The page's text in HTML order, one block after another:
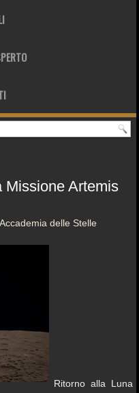
Missione Artemis
Accademia delle Stelle
Ritorno alla Luna